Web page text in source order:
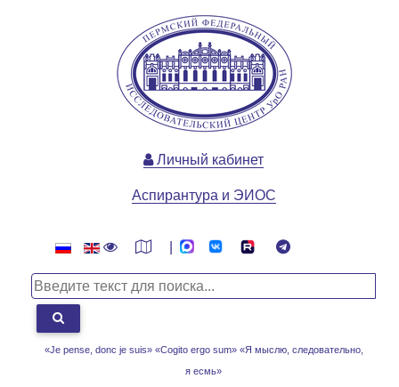
«Je pense, donc je suis» «Cogito ergo sum» «Я мыслю, следовательно,
я есмь»
Личный кабинет
Аспирантура и ЭИОС